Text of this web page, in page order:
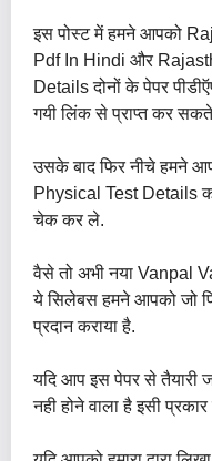
इस पोस्ट में हमने आपको
Pdf In Hindi और
Details दोनों के पेपर
गयी लिंक से प्राप्त कर
उसके बाद फिर नीचे हमने
Physical Test Details
चेक कर ले.
वैसे तो अभी नया Vanpal
ये सिलेबस हमने आपको जो
प्रदान कराया है.
यदि आप इस पेपर से तैयारी
नही होने वाला है इसी